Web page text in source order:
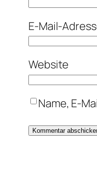
E-Mail-
Website
Name, E-